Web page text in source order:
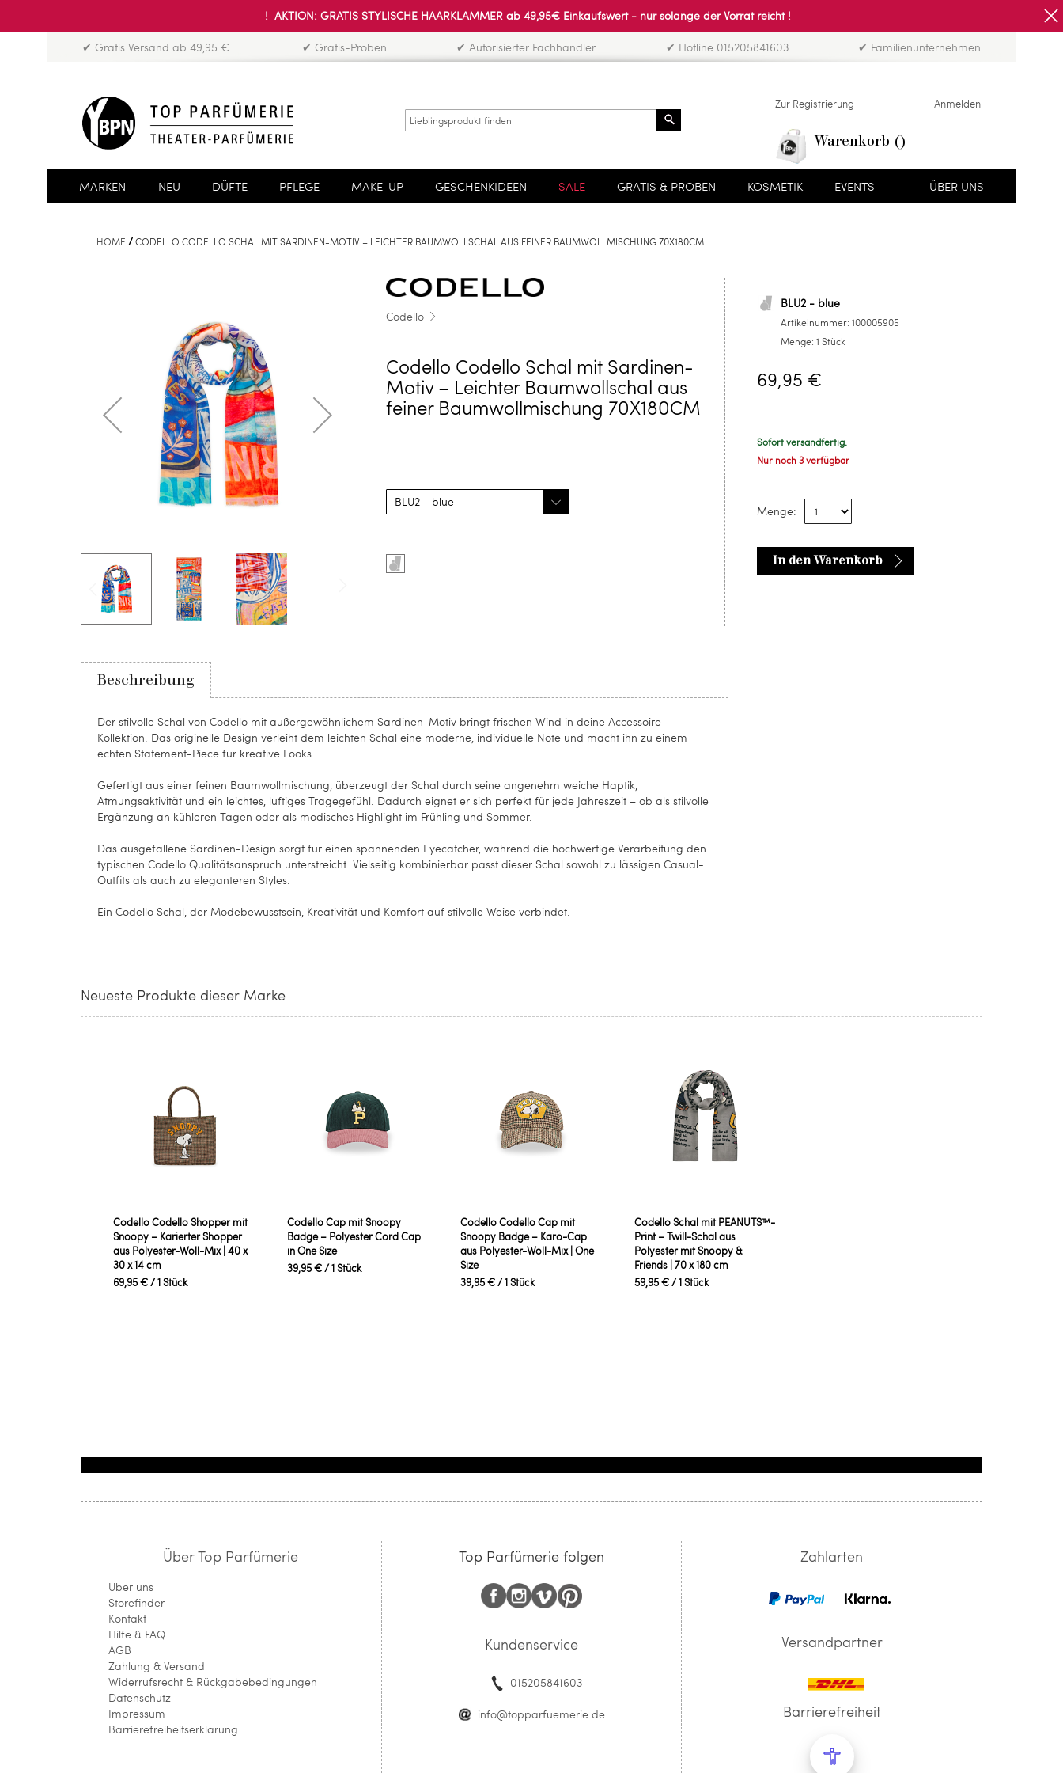
! AKTION: GRATIS STYLISCHE HAARKLAMMER ab 49,95€ Einkaufswert - nur solange der Vorrat reicht !
✔ Gratis Versand ab 49,95 € ✔ Gratis-Proben ✔ Autorisierter Fachhändler ✔ Hotline 015205841603 ✔ Familienunternehmen
Zur Registrierung Anmelden
Warenkorb
MARKEN NEU DÜFTE PFLEGE MAKE-UP GESCHENKIDEEN SALE GRATIS & PROBEN KOSMETIK EVENTS ÜBER UNS
HOME CODELLO CODELLO SCHAL MIT SARDINEN-MOTIV – LEICHTER BAUMWOLLSCHAL AUS FEINER BAUMWOLLMISCHUNG 70X180CM
Codello
Codello Codello Schal mit Sardinen-
Motiv – Leichter Baumwollschal aus
feiner Baumwollmischung 70X180CM
Farbe
auswählen
Product
options
BLU2 - blue
Artikelnummer: 100005905
Menge: 1 Stück
69,95 €
Sofort versandfertig.
Nur noch 3 verfügbar
Menge:
In den Warenkorb
Beschreibung
Der stilvolle Schal von Codello mit außergewöhnlichem Sardinen-Motiv bringt frischen Wind in deine Accessoire-
Kollektion. Das originelle Design verleiht dem leichten Schal eine moderne, individuelle Note und macht ihn zu einem
echten Statement-Piece für kreative Looks.
Gefertigt aus einer feinen Baumwollmischung, überzeugt der Schal durch seine angenehm weiche Haptik,
Atmungsaktivität und ein leichtes, luftiges Tragegefühl. Dadurch eignet er sich perfekt für jede Jahreszeit – ob als stilvolle
Ergänzung an kühleren Tagen oder als modisches Highlight im Frühling und Sommer.
Das ausgefallene Sardinen-Design sorgt für einen spannenden Eyecatcher, während die hochwertige Verarbeitung den
typischen Codello Qualitätsanspruch unterstreicht. Vielseitig kombinierbar passt dieser Schal sowohl zu lässigen Casual-
Outfits als auch zu eleganteren Styles.
Ein Codello Schal, der Modebewusstsein, Kreativität und Komfort auf stilvolle Weise verbindet.
Neueste Produkte dieser Marke
Codello Codello Shopper mit
Snoopy – Karierter Shopper
aus Polyester-Woll-Mix | 40 x
30 x 14 cm
69,95 €/ 1 Stück
Codello Cap mit Snoopy
Badge – Polyester Cord Cap
in One Size
39,95 €/ 1 Stück
Codello Codello Cap mit
Snoopy Badge – Karo-Cap
aus Polyester-Woll-Mix | One
Size
39,95 €/ 1 Stück
Codello Schal mit PEANUTS™-
Print – Twill-Schal aus
Polyester mit Snoopy &
Friends | 70 x 180 cm
59,95 €/ 1 Stück
Über Top Parfümerie
Über uns
Storefinder
Kontakt
Hilfe & FAQ
AGB
Zahlung & Versand
Widerrufsrecht & Rückgabebedingungen
Datenschutz
Impressum
Barrierefreiheitserklärung
Top Parfümerie folgen
Kundenservice
015205841603
info@topparfuemerie.de
Zahlarten
Versandpartner
Barrierefreiheit